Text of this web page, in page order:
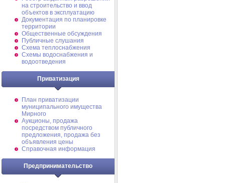
на строительство и ввод
объектов в эксплуатацию
Документация по планировке
территории
Общественные обсуждения
Публичные слушания
Схема теплоснабжения
Схемы водоснабжения и
водоотведения
Приватизация
План приватизации
муниципального имущества
Мирного
Аукционы, продажа
посредством публичного
предложения, продажа без
объявления цены
Справочная информация
Предпринимательство